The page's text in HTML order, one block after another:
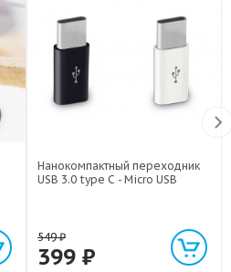
Нанокомпактный переходник
USB 3.0 type C - Micro USB
549₽
399 ₽